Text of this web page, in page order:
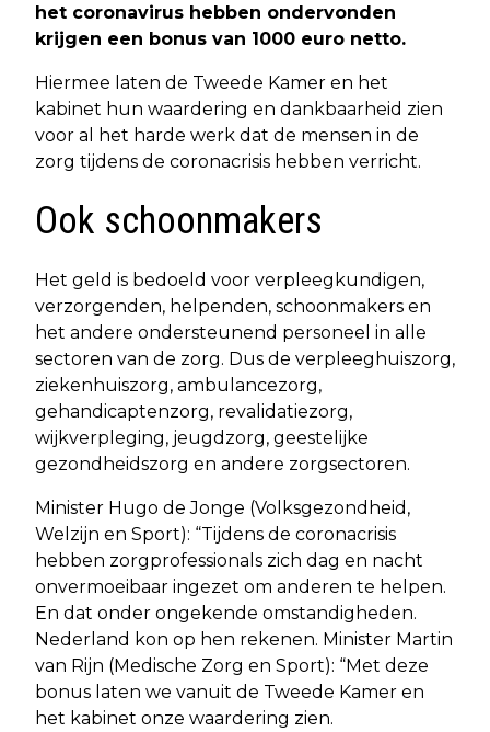
het coronavirus hebben ondervonden
krijgen een bonus van 1000 euro netto.
Hiermee laten de Tweede Kamer en het
kabinet hun waardering en dankbaarheid zien
voor al het harde werk dat de mensen in de
zorg tijdens de coronacrisis hebben verricht.
Ook schoonmakers
Het geld is bedoeld voor verpleegkundigen,
verzorgenden, helpenden, schoonmakers en
het andere ondersteunend personeel in alle
sectoren van de zorg. Dus de verpleeghuiszorg,
ziekenhuiszorg, ambulancezorg,
gehandicaptenzorg, revalidatiezorg,
wijkverpleging, jeugdzorg, geestelijke
gezondheidszorg en andere zorgsectoren.
Minister Hugo de Jonge (Volksgezondheid,
Welzijn en Sport): “Tijdens de coronacrisis
hebben zorgprofessionals zich dag en nacht
onvermoeibaar ingezet om anderen te helpen.
En dat onder ongekende omstandigheden.
Nederland kon op hen rekenen. Minister Martin
van Rijn (Medische Zorg en Sport): “Met deze
bonus laten we vanuit de Tweede Kamer en
het kabinet onze waardering zien.